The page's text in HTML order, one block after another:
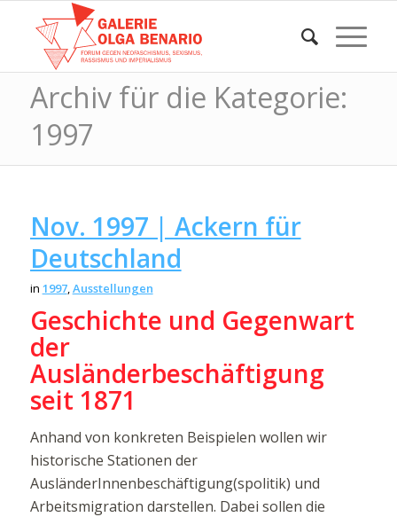
Archiv für die Kategorie:
1997
Nov. 1997 | Ackern für
Deutschland
in 1997,Ausstellungen
Geschichte und Gegenwart
der
Ausländerbeschäftigung
seit 1871
Anhand von konkreten Beispielen wollen wir
historische Stationen der
AusländerInnenbeschäftigung(spolitik) und
Arbeitsmigration darstellen. Dabei sollen die